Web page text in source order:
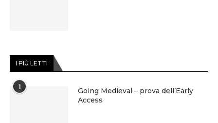
I PIÙ LETTI
1
Going Medieval – prova dell’Early
Access